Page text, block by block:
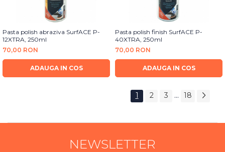
Pasta polish abraziva SurfACE P-
12XTRA, 250ml
70,00 RON
ADAUGA IN COS
Pasta polish finish SurfACE P-
40XTRA, 250ml
70,00 RON
ADAUGA IN COS
1 2 3 ... 18
NEWSLETTER